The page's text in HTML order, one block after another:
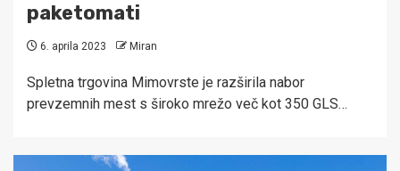
paketomati
6. aprila 2023 Miran
Spletna trgovina Mimovrste je razširila nabor
prevzemnih mest s široko mrežo več kot 350 GLS…